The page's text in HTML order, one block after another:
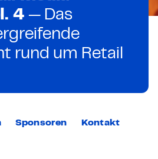
4 — Das
rund um Retail
Sponsoren Kontakt